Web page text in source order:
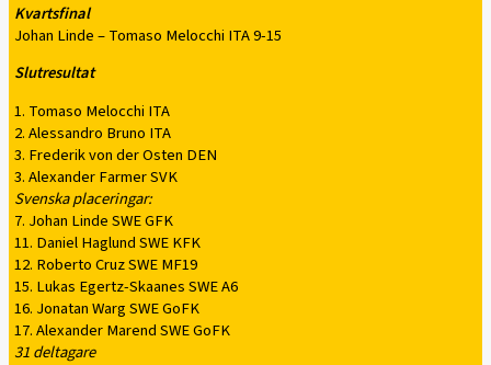
Kvartsfinal
Johan Linde – Tomaso Melocchi ITA 9-15
Slutresultat
1. Tomaso Melocchi ITA
2. Alessandro Bruno ITA
3. Frederik von der Osten DEN
3. Alexander Farmer SVK
Svenska placeringar:
7. Johan Linde SWE GFK
11. Daniel Haglund SWE KFK
12. Roberto Cruz SWE MF19
15. Lukas Egertz-Skaanes SWE A6
16. Jonatan Warg SWE GoFK
17. Alexander Marend SWE GoFK
31 deltagare